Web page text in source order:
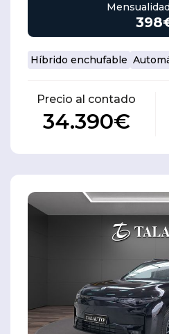
Híbrido enchufable
Precio al contado
34.390€